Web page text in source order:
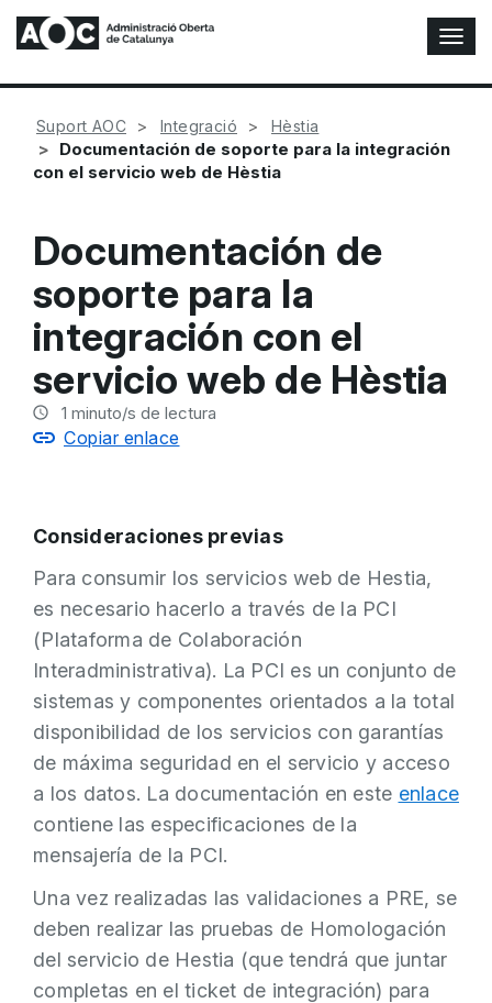
A
l
t
Suport AOC Integració Hèstia
Documentación de soporte para la integración
con el servicio web de Hèstia
Documentación de
soporte para la
integración con el
servicio web de Hèstia
1 minuto/s de lectura
Copiar enlace
Consideraciones previas
Para consumir los servicios web de Hestia,
es necesario hacerlo a través de la PCI
(Plataforma de Colaboración
Interadministrativa). La PCI es un conjunto de
sistemas y componentes orientados a la total
disponibilidad de los servicios con garantías
de máxima seguridad en el servicio y acceso
a los datos. La documentación en este enlace
contiene las especificaciones de la
mensajería de la PCI.
Una vez realizadas las validaciones a PRE, se
deben realizar las pruebas de Homologación
del servicio de Hestia (que tendrá que juntar
completas en el ticket de integración) para